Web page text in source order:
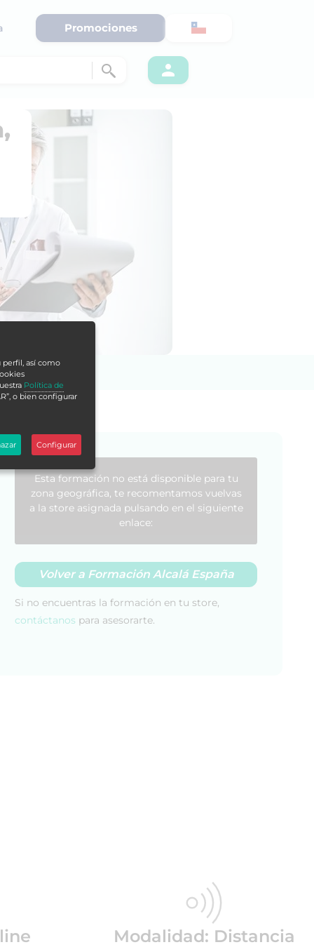
Promociones
Esta formación no está disponible para tu
zona geográfica, te recomentamos vuelvas
a la store asignada pulsando en el siguiente
enlace:
Volver a Formación Alcalá España
Si no encuentras la formación en tu store,
contáctanos para asesorarte.
Modalidad: Distancia
perfil, así como
Política de
o bien configurar
Configurar